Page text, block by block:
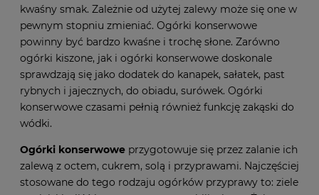
kwaśny smak. Zależnie od użytej zalewy może się one w
pewnym stopniu zmieniać. Ogórki konserwowe
powinny być bardzo kwaśne i trochę słone. Zarówno
ogórki kiszone, jak i ogórki konserwowe doskonale
sprawdzają się jako dodatek do kanapek, sałatek, past
rybnych i jajecznych, do obiadu, surówek. Ogórki
konserwowe czasami pełnią również funkcję zakąski do
wódki.
Ogórki konserwowe przygotowuje się przez zalanie ich
zalewą z octem, cukrem, solą i przyprawami. Najczęściej
stosowane do tego rodzaju ogórków przyprawy to: ziele